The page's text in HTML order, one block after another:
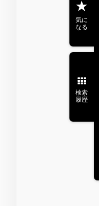
気に
なる
検索
履歴